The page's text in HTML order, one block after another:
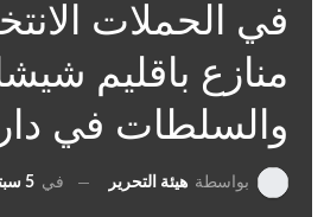
في الحملات
منازع باقليم
والسلطات في
بواسطة هيئة التحرير في 5 سبتمبر, 2016